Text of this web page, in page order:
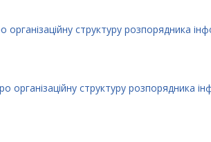
організаційну структуру розпорядника
організаційну структуру розпорядника